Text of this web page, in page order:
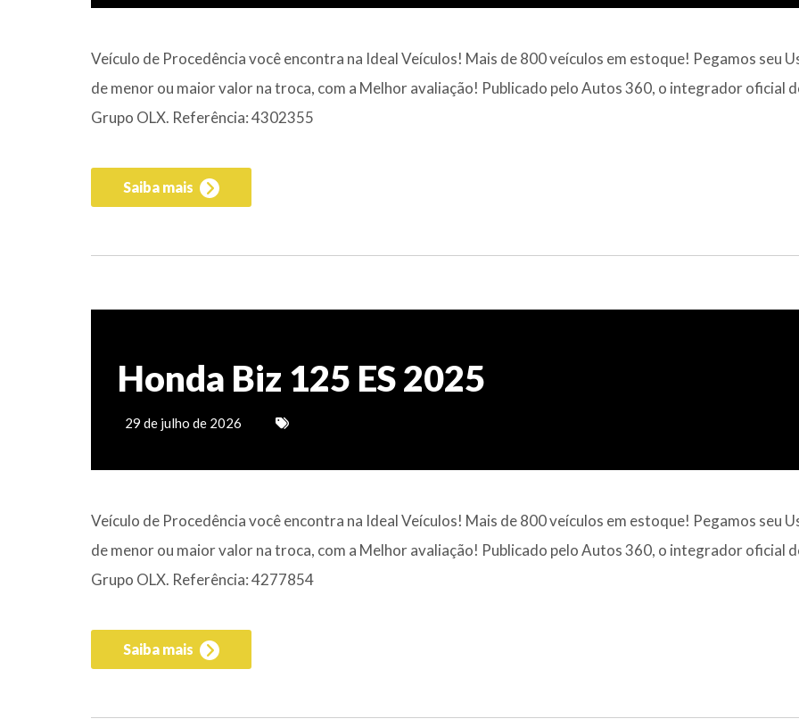
Veículo de Procedência você encontra na Ideal Veículos! Mais de 800 veículos em estoque! Pegamos seu
de menor ou maior valor na troca, com a Melhor avaliação! Publicado pelo Autos 360, o integrador oficial
Grupo OLX. Referência: 4302355
Saiba mais
Honda Biz 125 ES 2025
29 de julho de 2026
Veículo de Procedência você encontra na Ideal Veículos! Mais de 800 veículos em estoque! Pegamos seu
de menor ou maior valor na troca, com a Melhor avaliação! Publicado pelo Autos 360, o integrador oficial
Grupo OLX. Referência: 4277854
Saiba mais